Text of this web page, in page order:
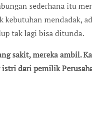
sederhana itu
mendadak,
tak lagi bisa ditunda.
dari pemilik